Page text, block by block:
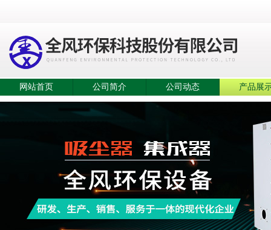
网站首页 公司简介 公司动态 产品展